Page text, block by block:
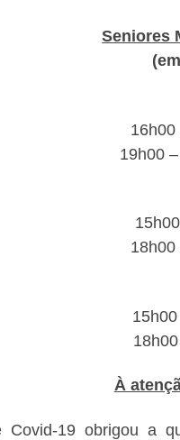
Seniores
16h00
19h00
À
Covid-19 obrigou a